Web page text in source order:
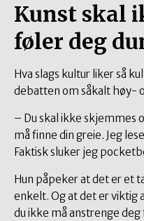
Kunst skal
føler deg
Hva slags kultur liker så
debatten om såkalt høy-
– Du skal ikke skjemmes
må finne din greie. Jeg
Faktisk sluker jeg
Hun påpeker at det er et
enkelt. Og at det er viktig
du ikke må anstrenge